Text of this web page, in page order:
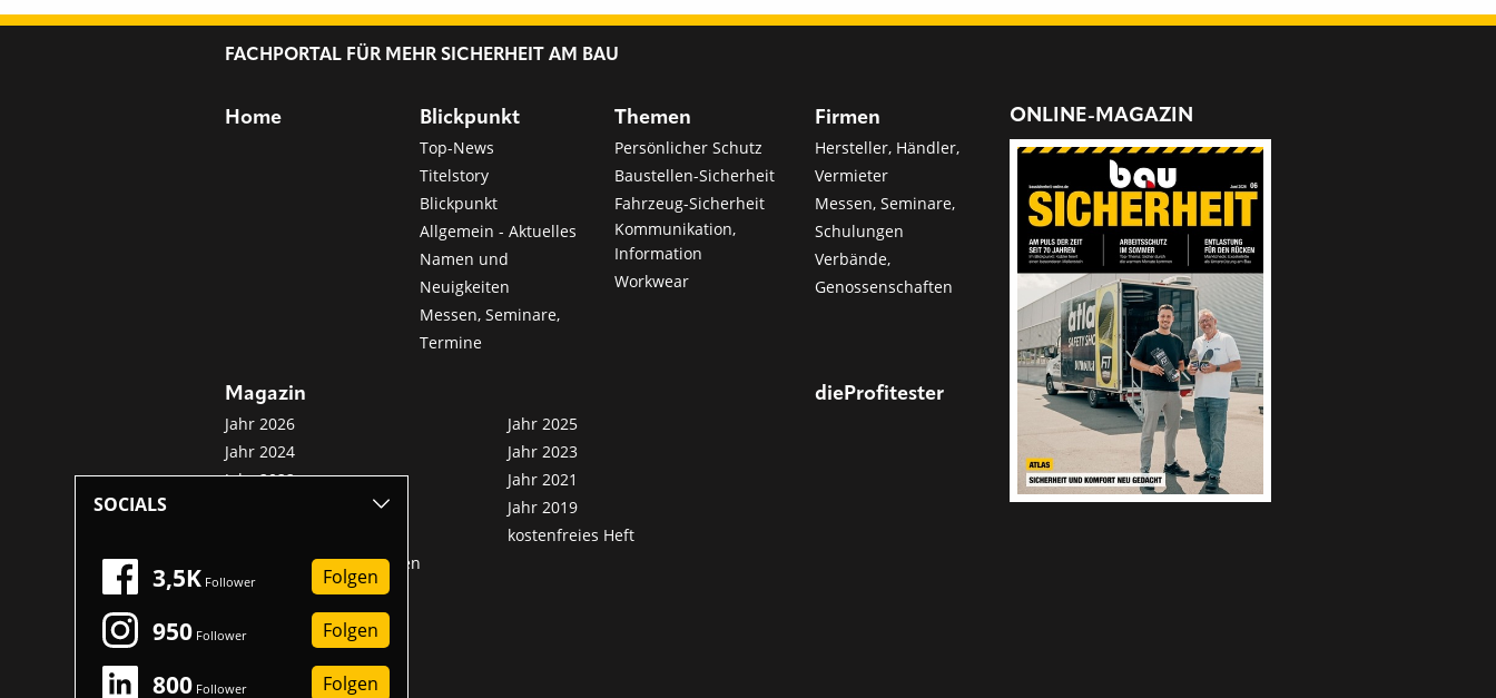
FACHPORTAL FÜR MEHR SICHERHEIT AM BAU
Home Blickpunkt
Top-News
Titelstory
Blickpunkt
Allgemein - Aktuelles
Namen und
Neuigkeiten
Messen, Seminare,
Termine
Themen
Persönlicher Schutz
Baustellen-Sicherheit
Fahrzeug-Sicherheit
Kommunikation,
Information
Workwear
Firmen
Hersteller, Händler,
Vermieter
Messen, Seminare,
Schulungen
Verbände,
Genossenschaften
Magazin
Jahr 2026
Jahr 2025
Jahr 2024
Jahr 2023
Jahr 2022
Jahr 2021
Jahr 2019
kostenfreies Heft
Sonderveröffentlichungen
dieProfitester
ONLINE-MAGAZIN
SOCIALS
3,5K Follower Folgen
950 Follower Folgen
800 Follower Folgen